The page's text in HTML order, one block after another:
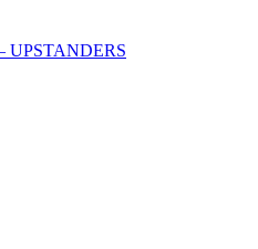
UPSTANDERS